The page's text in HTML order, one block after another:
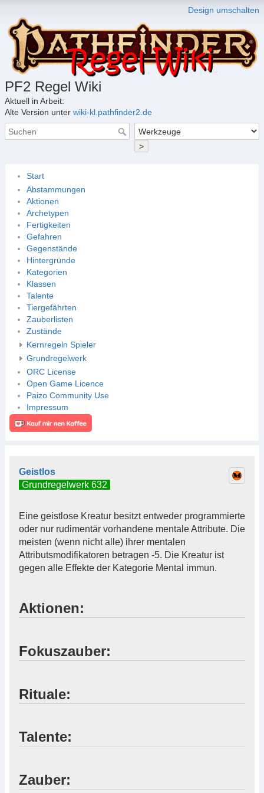
Design umschalten
PF2 Regel Wiki
Aktuell in Arbeit:
Alte Version unter wiki-kl.pathfinder2.de
>
Start
Abstammungen
Aktionen
Archetypen
Fertigkeiten
Gefahren
Gegenstände
Hintergründe
Kategorien
Klassen
Talente
Tiergefährten
Zauberlisten
Zustände
Kernregeln Spieler
Grundregelwerk
ORC License
Open Game Licence
Paizo Community Use
Impressum
Geistlos
Grundregelwerk 632
Eine geistlose Kreatur besitzt entweder programmierte
oder nur rudimentär vorhandene mentale Attribute. Die
meisten (wenn nicht alle) ihrer mentalen
Attributsmodifikatoren betragen -5. Die Kreatur ist
gegen alle Effekte der Kategorie Mental immun.
Aktionen:
Fokuszauber:
Rituale:
Talente:
Zauber: